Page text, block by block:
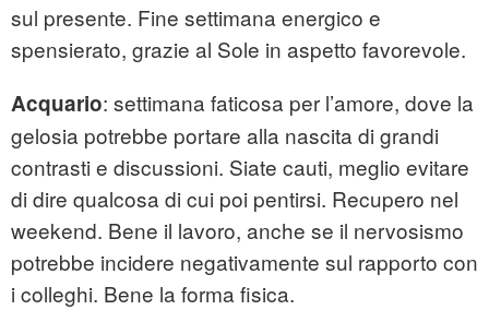
sul presente. Fine settimana energico e
spensierato, grazie al Sole in aspetto favorevole.
Acquario: settimana faticosa per l’amore, dove la
gelosia potrebbe portare alla nascita di grandi
contrasti e discussioni. Siate cauti, meglio evitare
di dire qualcosa di cui poi pentirsi. Recupero nel
weekend. Bene il lavoro, anche se il nervosismo
potrebbe incidere negativamente sul rapporto con
i colleghi. Bene la forma fisica.